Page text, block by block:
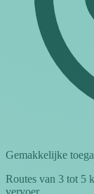
Gemakkelijke
Routes van 3 tot 5